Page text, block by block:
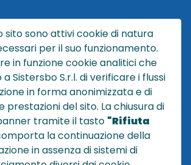
sito sono attivi cookie di natura
per il suo funzionamento.
in funzione cookie analitici che
Sistersbo S.r.l. di verificare i flussi
in forma anonimizzata e di
prestazioni del sito. La chiusura di
tramite il tasto "Rifiuta
la continuazione della
in assenza di sistemi di